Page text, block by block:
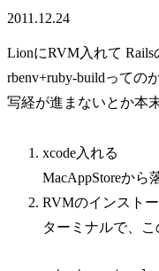
2011.12.24
LionにRVM入れて Rails
rbenv+ruby-buildっての
写経が進まないとか本
xcode入れる
MacAppStoreから
RVMのインスト
ターミナルで、こ